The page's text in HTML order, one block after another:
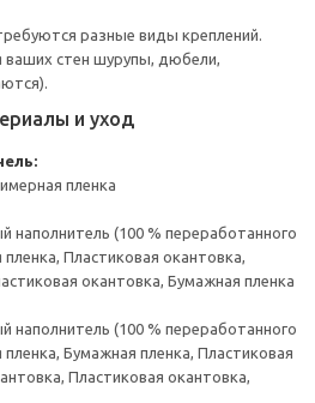
разные виды креплений.
стен шурупы, дюбели,
и уход
пленка
(100 % переработанного
Пластиковая окантовка,
окантовка, Бумажная пленка
(100 % переработанного
Бумажная пленка, Пластиковая
Пластиковая окантовка,